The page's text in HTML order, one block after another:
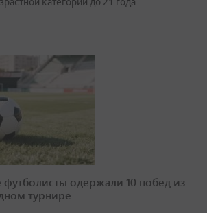
категории до 21 года
футболисты одержали 10 побед из
турнире